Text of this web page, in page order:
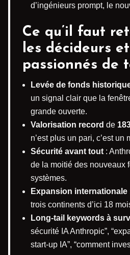
d’ingénieurs prompt, le
Ce qu’il faut
les décideurs et
passionnés de
Levée de fonds
un signal clair que la
grande ouverte.
Valorisation record de
n’est plus un pari, c’est un
Sécurité avant tout :
de la moitié des nouveaux
systèmes.
Expansion internationale
trois continents d’ici 18
Long-tail keywords à
sécurité IA Anthropic”,
start-up IA”, “comment